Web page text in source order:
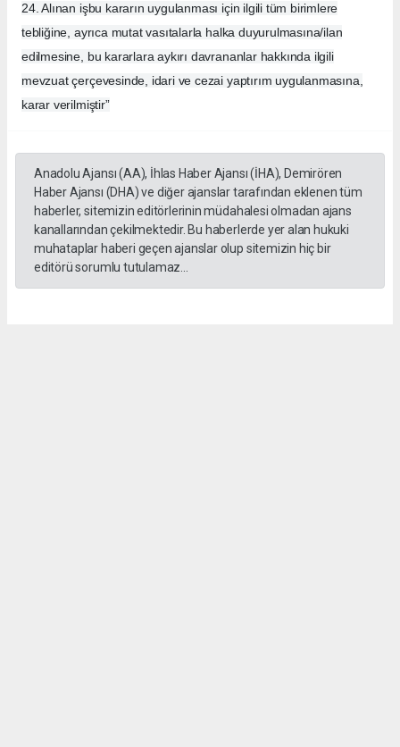
24. Alınan işbu kararın uygulanması için ilgili tüm birimlere
tebliğine, ayrıca mutat vasıtalarla halka duyurulmasına/ilan
edilmesine, bu kararlara aykırı davrananlar hakkında ilgili
mevzuat çerçevesinde, idari ve cezai yaptırım uygulanmasına,
karar verilmiştir”
Anadolu Ajansı (AA), İhlas Haber Ajansı (İHA), Demirören
Haber Ajansı (DHA) ve diğer ajanslar tarafından eklenen tüm
haberler, sitemizin editörlerinin müdahalesi olmadan ajans
kanallarından çekilmektedir. Bu haberlerde yer alan hukuki
muhataplar haberi geçen ajanslar olup sitemizin hiç bir
editörü sorumlu tutulamaz...